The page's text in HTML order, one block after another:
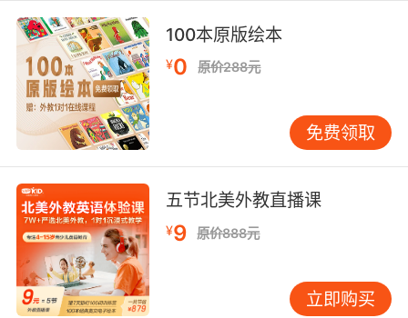
可以自学掌握不少的新知，当然最重要的是看有
哪些知识是自己不会的，带着疑问去听课效果更
好。第三就是要认真听讲、紧跟老师的讲课思
路，上课一定要专注且注重与老师的互动交流，
这样不仅可以学到知识，更是可以锻炼自己的语
言反应能力。
哪个少儿英语机构好以及怎么学习效果更好的相
关解答就是如上。
100本原版绘本
¥0 原价288元
免费领取
五节北美外教直播课
¥9 原价888元
立即购买